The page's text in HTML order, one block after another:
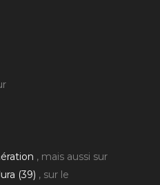
, mais aussi sur
(39) , sur le